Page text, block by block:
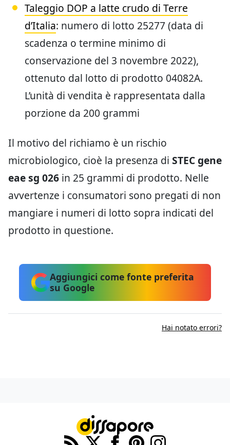
Taleggio DOP a latte crudo di Terre
d’Italia: numero di lotto 25277 (data di
scadenza o termine minimo di
conservazione del 3 novembre 2022),
ottenuto dal lotto di prodotto 04082A.
L’unità di vendita è rappresentata dalla
porzione da 200 grammi
Il motivo del richiamo è un rischio
microbiologico, cioè la presenza di STEC gene
eae sg 026 in 25 grammi di prodotto. Nelle
avvertenze i consumatori sono pregati di non
mangiare i numeri di lotto sopra indicati del
prodotto in questione.
Aggiungici come fonte preferita
su Google
Hai notato errori?